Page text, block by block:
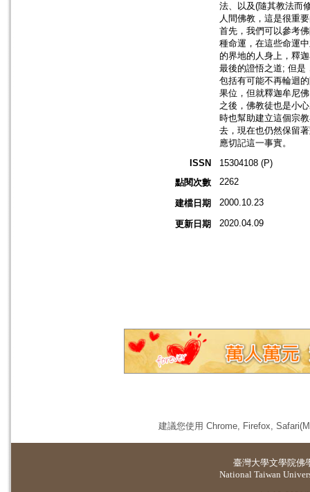
法、以及(隨其教法而
人間佛教，這是很重
首先，我們可以參考
種命運，在這些命運
的界地的人身上，釋
最後的證悟之道; 但是
包括有可能不再輪迴
果位，但就釋迦牟尼
之後，佛教徒也是小
時也幫助建立這個宗
去，現在也仍然保留
應切記這一事實。
ISSN
15304108 (P)
點閱次數
2262
建檔日期 2000.10.23
更新日期 2020.04.09
建議您使用 Chrome, Firefox,
臺灣大學文學院佛
National Taiwan